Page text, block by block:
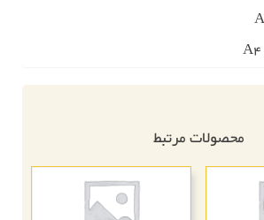
محصولات مرتبط